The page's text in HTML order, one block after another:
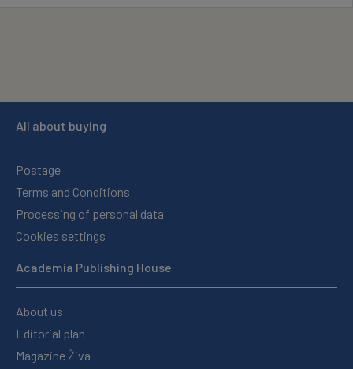
All about buying
Postage
Terms and Conditions
Processing of personal data
Cookies settings
Academia Publishing House
About us
Editorial plan
Magazine Živa